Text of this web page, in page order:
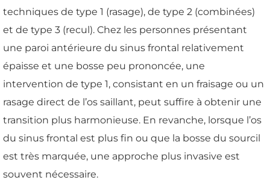
techniques de type 1 (rasage), de type 2 (combinées)
et de type 3 (recul). Chez les personnes présentant
une paroi antérieure du sinus frontal relativement
épaisse et une bosse peu prononcée, une
intervention de type 1, consistant en un fraisage ou un
rasage direct de l’os saillant, peut suffire à obtenir une
transition plus harmonieuse. En revanche, lorsque l’os
du sinus frontal est plus fin ou que la bosse du sourcil
est très marquée, une approche plus invasive est
souvent nécessaire.